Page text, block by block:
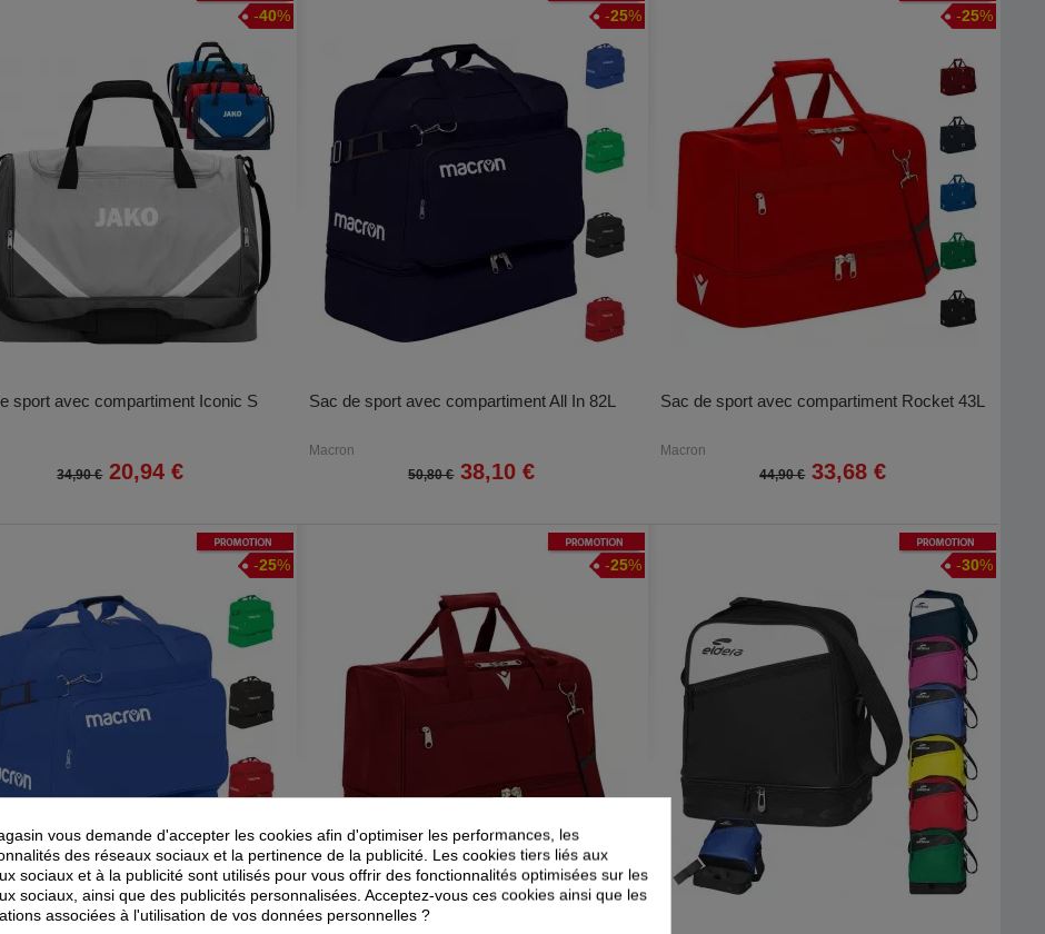
-40%
sport avec compartiment Iconic S
34,90 € 20,94 €
-25%
Sac de sport avec compartiment All In 82L
Macron
50,80 € 38,10 €
-25%
Sac de sport avec compartiment Rocket 43L
Macron
44,90 € 33,68 €
Promotion
-25%
Promotion
-25%
Promotion
-30%
vous demande d'accepter les cookies afin d'optimiser les performances, les
des réseaux sociaux et la pertinence de la publicité. Les cookies tiers liés aux
sociaux et à la publicité sont utilisés pour vous offrir des fonctionnalités optimisées sur les
sociaux, ainsi que des publicités personnalisées. Acceptez-vous ces cookies ainsi que les
associées à l'utilisation de vos données personnelles ?